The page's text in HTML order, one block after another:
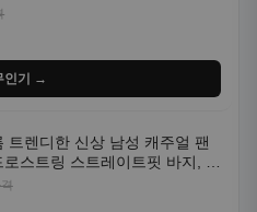
사용 가능한 캐주얼 정장 의
인기 →
트렌디한 신상 남성 캐주얼 팬
스트링 스트레이트핏 바지, 한
높은 아웃도어 및 정장용, 발